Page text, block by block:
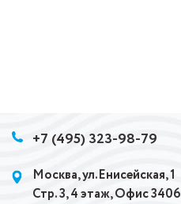
+7 (495) 323-98-79
Москва, ул.Енисейская, 1
Стр. 3, 4 этаж, Офис 3406